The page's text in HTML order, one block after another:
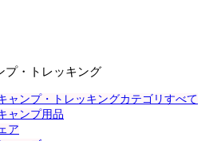
プ・トレッキング
ャンプ・トレッキングカテゴリすべて
ャンプ用品
ア